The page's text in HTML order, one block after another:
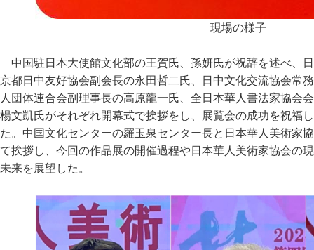
現場の様子
中国駐日本大使館文化部の王賀氏、孫妍氏が祝辞を述べ、
京都日中友好協会副会長の永田哲二氏、日中文化交流協会常
人団体連合会副理事長の高原龍一氏、全日本華人書法家協会
楊文凱氏がそれぞれ開幕式で挨拶をし、展覧会の成功を祝福
た。中国文化センターの羅玉泉センター長と日本華人美術家
て挨拶し、今回の作品展の開催過程や日本華人美術家協会の
未来を展望した。